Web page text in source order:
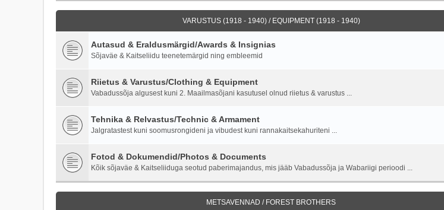
VARUSTUS (1918 - 1940) / EQUIPMENT (1918 - 1940)
Autasud & Eraldusmärgid/Awards & Insignias
Sõjaväe & Kaitseliidu teenetemärgid ning embleemid
Riietus & Varustus/Clothing & Equipment
Vabadussõja algusest kuni 2. Maailmasõjani kasutusel olnud riietus & varustus ...
Tehnika & Relvastus/Technic & Armament
Jalgratastest kuni soomusrongideni ja vibudest kuni rannakaitsekahuriteni ...
Fotod & Dokumendid/Photos & Documents
Kõik sõjaväe & Kaitseliiduga seotud paberimajandus, mis jääb Vabadussõja ja Wabariigi perioodi ...
METSAVENNAD / FOREST BROTHERS